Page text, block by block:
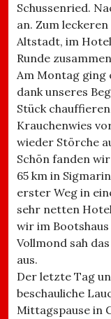
Schussenried.
an. Zum
Altstadt, im
Runde
Am Montag ging
dank unseres
Stück
Krauchenwies
wieder Störche
Schön fanden
65 km in
erster Weg in
sehr netten
wir im
Vollmond sah
aus.
Der letzte Tag
beschauliche
Mittagspause in